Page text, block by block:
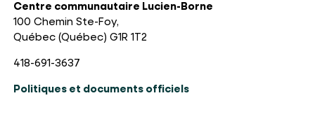
Centre communautaire Lucien-Borne
100 Chemin Ste-Foy,
Québec (Québec) G1R 1T2
418-691-3637
Politiques et documents officiels